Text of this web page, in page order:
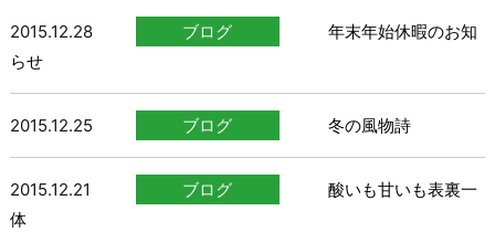
2015.12.28 ブログ
年末年始休暇のお知
らせ
2015.12.25 ブログ 冬の風物詩
2015.12.21 ブログ
酸いも甘いも表裏一
体